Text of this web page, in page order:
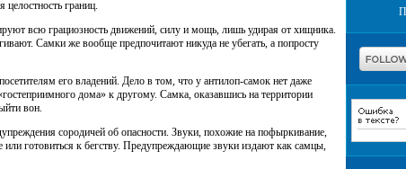
границ.
всю грациозность движений, силу и мощь, лишь удирая от хищника.
Самки же вообще предпочитают никуда не убегать, а попросту
его владений. Дело в том, что у антилоп-самок нет даже
дома» к другому. Самка, оказавшись на территории
вон.
сородичей об опасности. Звуки, похожие на пофыркивание,
готовиться к бегству. Предупреждающие звуки издают как самцы,